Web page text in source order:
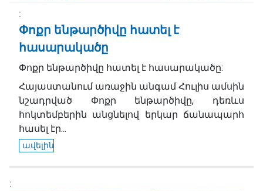
Փոքր ենթարծիվը հատել է
հասարակածը
Փոքր ենթարծիվը հատել է հասարակածը:
Հայաստանում առաջին անգամ Հուլիս ամսին
նշադրված Փոքր ենթարծիվը, դեռևս
հոկտեմբերին անցնելով երկար ճանապարհ
հասել էր...
ավելին